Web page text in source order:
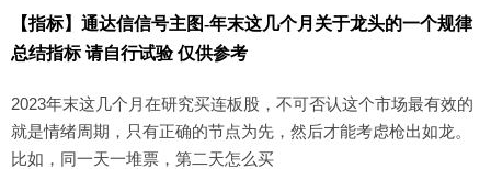
【指标】通达信信号主图-年末这几个月关于龙头的一个规律
总结指标请自行试验 仅供参考
2023年末这几个月在研究买连板股，不可否认这个市场最有效的
就是情绪周期，只有正确的节点为先，然后才能考虑枪出如龙。
比如，同一天一堆票，第二天怎么买